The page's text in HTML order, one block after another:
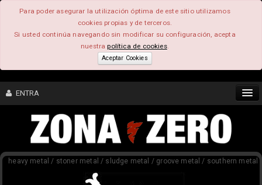
Para poder asegurar la utilización óptima de este sitio utilizamos
cookies propias y de terceros.
Si usted continúa navegando sin modificar su configuración, acepta
nuestrapolítica de cookies.
Aceptar Cookies
ENTRA
CONTENIDO
COMUNIDAD
heavy metal / stoner metal / sludge metal / groove metal / southern metal